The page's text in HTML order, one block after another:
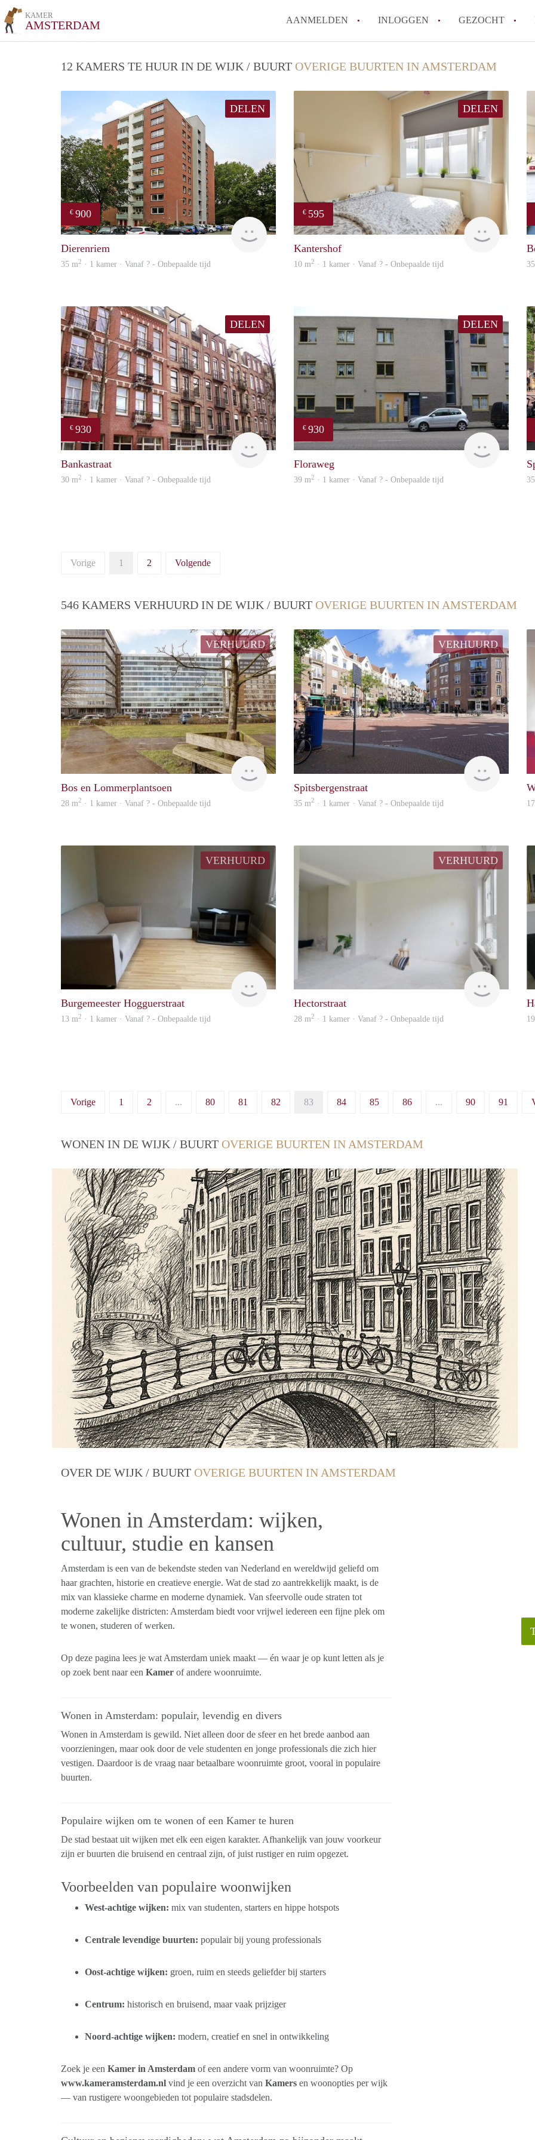
KAMER
AMSTERDAM AANMELDEN INLOGGEN GEZOCHT
Wat is het puntensysteem
Wat zijn de opzegtermijnen bij
Wat zijn de populairste
betekent dit voor jou als
Wat is een studentenkamer in
Waarom geen
Alle veelgestelde vragen
12 KAMERS TE HUUR IN DE WIJK / BUURT OVERIGE BUURTEN IN AMSTERDAM
DELEN
€ 900
finder
Dierenriem
35 m2 · 1 kamer · Vanaf ? - Onbepaalde tijd
DELEN
€ 595
Woning
Kantershof
10 m2 · 1 kamer · Vanaf ? - Onbepaalde tijd
DELEN
€ 930
Woning
Bankastraat
30 m2 · 1 kamer · Vanaf ? - Onbepaalde tijd
DELEN
€ 930
Woning
Floraweg
39 m2 · 1 kamer · Vanaf ? - Onbepaalde tijd
Vorige 1 2 Volgende
546 KAMERS VERHUURD IN DE WIJK / BUURT OVERIGE BUURTEN IN AMSTERDAM
VERHUURD
rent
Bos en Lommerplantsoen
28 m2 · 1 kamer · Vanaf ? - Onbepaalde tijd
VERHUURD
finder
Spitsbergenstraat
35 m2 · 1 kamer · Vanaf ? - Onbepaalde tijd
VERHUURD
rent
Burgemeester Hogguerstraat
13 m2 · 1 kamer · Vanaf ? - Onbepaalde tijd
VERHUURD
Hectorstraat
28 m2 · 1 kamer · Vanaf ? - Onbepaalde tijd
Vorige 1 2 ... 80 81 82 83 84 85 86 ... 90 91
WONEN IN DE WIJK / BUURT OVERIGE BUURTEN IN AMSTERDAM
OVER DE WIJK / BUURT OVERIGE BUURTEN IN AMSTERDAM
Wonen in Amsterdam: wijken,
cultuur, studie en kansen
Amsterdam is een van de bekendste steden van Nederland en wereldwijd geliefd om
haar grachten, historie en creatieve energie. Wat de stad zo aantrekkelijk maakt, is de
mix van klassieke charme en moderne dynamiek. Van sfeervolle oude straten tot
moderne zakelijke districten: Amsterdam biedt voor vrijwel iedereen een fijne plek om
te wonen, studeren of werken.
Op deze pagina lees je wat Amsterdam uniek maakt — én waar je op kunt letten als je
op zoek bent naar een Kamer of andere woonruimte.
Wonen in Amsterdam: populair, levendig en divers
Wonen in Amsterdam is gewild. Niet alleen door de sfeer en het brede aanbod aan
voorzieningen, maar ook door de vele studenten en jonge professionals die zich hier
vestigen. Daardoor is de vraag naar betaalbare woonruimte groot, vooral in populaire
buurten.
Populaire wijken om te wonen of een Kamer te huren
De stad bestaat uit wijken met elk een eigen karakter. Afhankelijk van jouw voorkeur
zijn er buurten die bruisend en centraal zijn, of juist rustiger en ruim opgezet.
Voorbeelden van populaire woonwijken
West-achtige wijken: mix van studenten, starters en hippe hotspots
Centrale levendige buurten: populair bij young professionals
Oost-achtige wijken: groen, ruim en steeds geliefder bij starters
Centrum: historisch en bruisend, maar vaak prijziger
Noord-achtige wijken: modern, creatief en snel in ontwikkeling
Zoek je een Kamer in Amsterdam of een andere vorm van woonruimte? Op
www.kameramsterdam.nl vind je een overzicht van Kamers en woonopties per wijk
— van rustigere woongebieden tot populaire stadsdelen.